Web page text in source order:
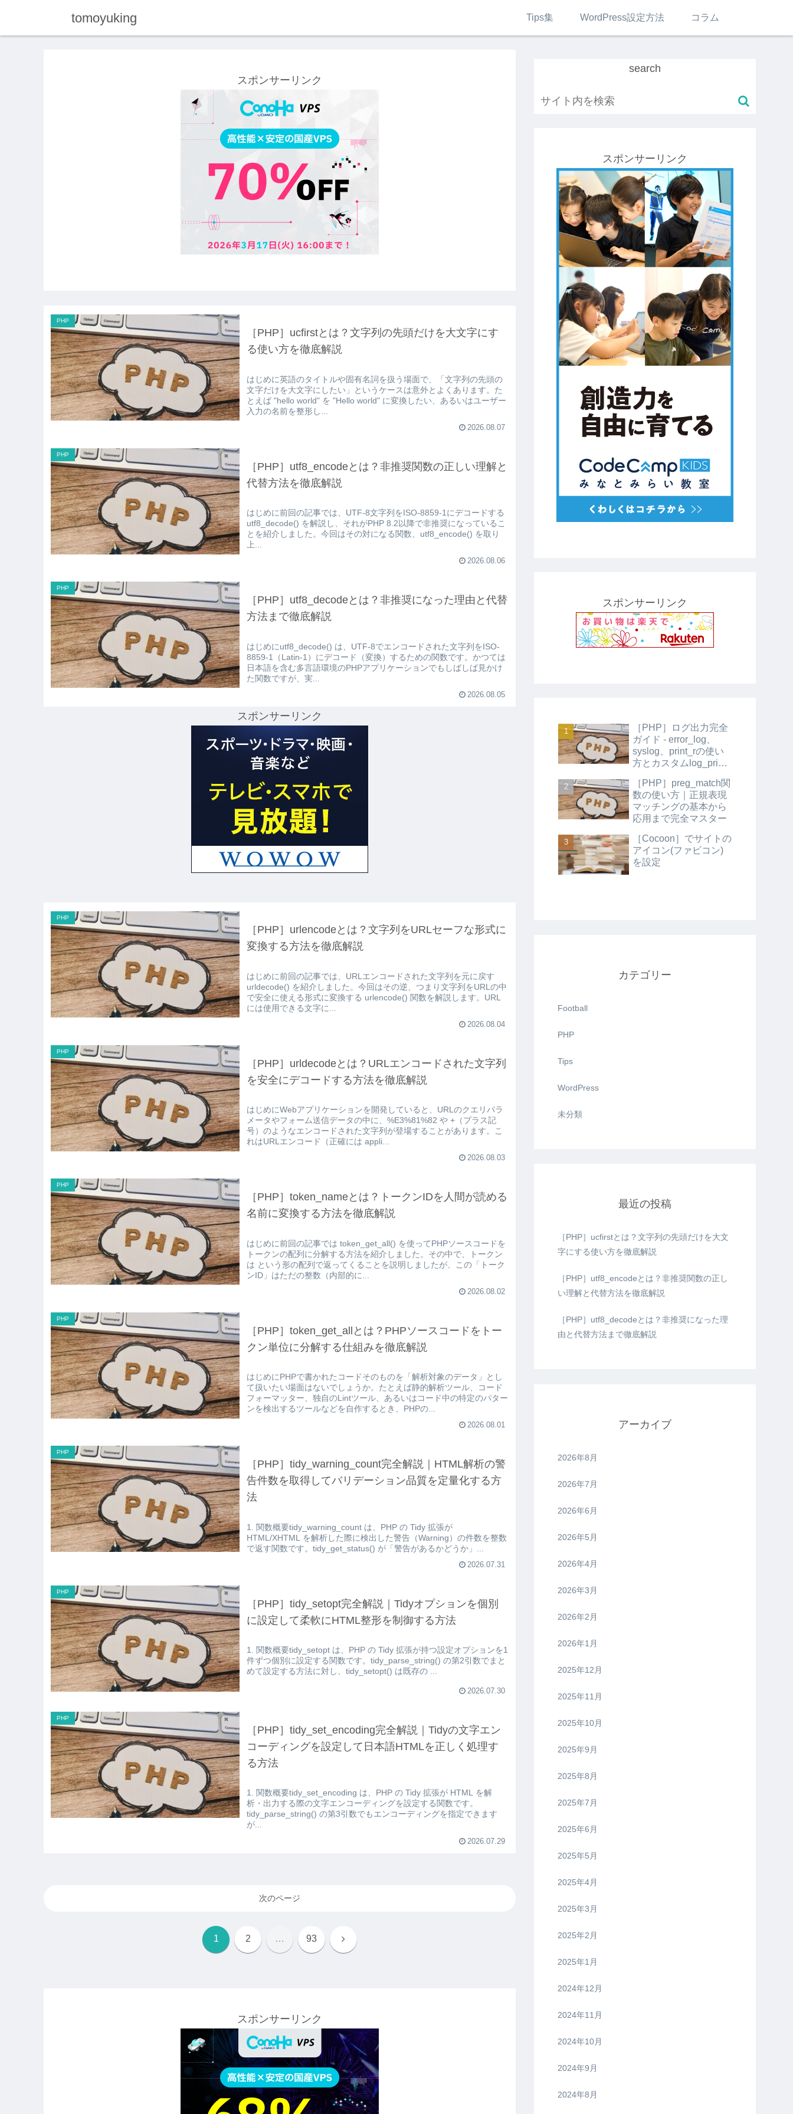
tomoyuking Tips集 WordPress設定方法 コラム
スポンサーリンク
PHP
［PHP］ucfirstとは？文字列の先頭だけを大文字にす
る使い方を徹底解説
はじめに英語のタイトルや固有名詞を扱う場面で、「文字列の先頭の
文字だけを大文字にしたい」というケースは意外とよくあります。た
とえば "hello world" を "Hello world" に変換したい、あるいはユーザー
入力の名前を整形し...
2026.08.07
PHP
［PHP］utf8_encodeとは？非推奨関数の正しい理解と
代替方法を徹底解説
はじめに前回の記事では、UTF-8文字列をISO-8859-1にデコードする
utf8_decode() を解説し、それがPHP 8.2以降で非推奨になっているこ
とを紹介しました。今回はその対になる関数、utf8_encode() を取り
上...
2026.08.06
PHP
［PHP］utf8_decodeとは？非推奨になった理由と代替
方法まで徹底解説
はじめにutf8_decode() は、UTF-8でエンコードされた文字列をISO-
8859-1（Latin-1）にデコード（変換）するための関数です。かつては
日本語を含む多言語環境のPHPアプリケーションでもしばしば見かけ
た関数ですが、実...
2026.08.05
スポンサーリンク
PHP
［PHP］urlencodeとは？文字列をURLセーフな形式に
変換する方法を徹底解説
はじめに前回の記事では、URLエンコードされた文字列を元に戻す
urldecode() を紹介しました。今回はその逆、つまり文字列をURLの中
で安全に使える形式に変換する urlencode() 関数を解説します。URL
には使用できる文字に...
2026.08.04
PHP
［PHP］urldecodeとは？URLエンコードされた文字列
を安全にデコードする方法を徹底解説
はじめにWebアプリケーションを開発していると、URLのクエリパラ
メータやフォーム送信データの中に、%E3%81%82 や +（プラス記
号）のようなエンコードされた文字列が登場することがあります。こ
れはURLエンコード（正確には appli...
2026.08.03
PHP
［PHP］token_nameとは？トークンIDを人間が読める
名前に変換する方法を徹底解説
はじめに前回の記事では token_get_all() を使ってPHPソースコードを
トークンの配列に分解する方法を紹介しました。その中で、トークン
は という形の配列で返ってくることを説明しましたが、この「トーク
ンID」はただの整数（内部的に...
2026.08.02
PHP
［PHP］token_get_allとは？PHPソースコードをトー
クン単位に分解する仕組みを徹底解説
はじめにPHPで書かれたコードそのものを「解析対象のデータ」とし
て扱いたい場面はないでしょうか。たとえば静的解析ツール、コード
フォーマッター、独自のLintツール、あるいはコード中の特定のパター
ンを検出するツールなどを自作するとき、PHPの...
2026.08.01
PHP
［PHP］tidy_warning_count完全解説｜HTML解析の警
告件数を取得してバリデーション品質を定量化する方
法
1. 関数概要tidy_warning_count は、PHP の Tidy 拡張が
HTML/XHTML を解析した際に検出した警告（Warning）の件数を整数
で返す関数です。tidy_get_status() が「警告があるかどうか」...
2026.07.31
PHP
［PHP］tidy_setopt完全解説｜Tidyオプションを個別
に設定して柔軟にHTML整形を制御する方法
1. 関数概要tidy_setopt は、PHP の Tidy 拡張が持つ設定オプションを1
件ずつ個別に設定する関数です。tidy_parse_string() の第2引数でまと
めて設定する方法に対し、tidy_setopt() は既存の ...
2026.07.30
PHP
［PHP］tidy_set_encoding完全解説｜Tidyの文字エン
コーディングを設定して日本語HTMLを正しく処理す
る方法
1. 関数概要tidy_set_encoding は、PHP の Tidy 拡張が HTML を解
析・出力する際の文字エンコーディングを設定する関数です。
tidy_parse_string() の第3引数でもエンコーディングを指定できます
が...
2026.07.29
次のページ
1 2 … 93 次
スポンサーリンク
search
スポンサーリンク
スポンサーリンク
［PHP］ログ出力完全
ガイド - error_log、
syslog、print_rの使い
方とカスタムlog_print
［PHP］preg_match関
数の使い方｜正規表現
マッチングの基本から
応用まで完全マスター
［Cocoon］でサイトの
アイコン(ファビコン)
を設定
カテゴリー
Football
PHP
Tips
WordPress
未分類
最近の投稿
［PHP］ucfirstとは？文字列の先頭だけを大文
字にする使い方を徹底解説
［PHP］utf8_encodeとは？非推奨関数の正し
い理解と代替方法を徹底解説
［PHP］utf8_decodeとは？非推奨になった理
由と代替方法まで徹底解説
アーカイブ
2026年8月
2026年7月
2026年6月
2026年5月
2026年4月
2026年3月
2026年2月
2026年1月
2025年12月
2025年11月
2025年10月
2025年9月
2025年8月
2025年7月
2025年6月
2025年5月
2025年4月
2025年3月
2025年2月
2025年1月
2024年12月
2024年11月
2024年10月
2024年9月
2024年8月